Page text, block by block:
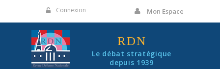
Connexion Mon Espace
RDN
Le débat stratégique
depuis 1939